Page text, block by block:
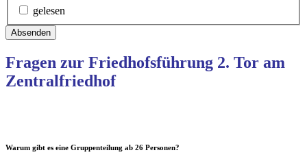
gelesen
Fragen zur Friedhofsführung 2. Tor am
Zentralfriedhof
Warum gibt es eine Gruppenteilung ab 26 Personen?